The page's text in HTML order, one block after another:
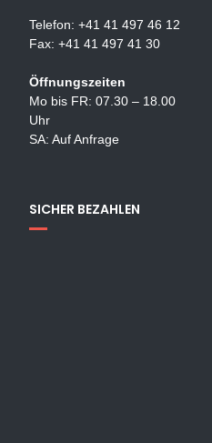
Telefon: +41 41 497 46 12
Fax: +41 41 497 41 30
Öffnungszeiten
Mo bis FR: 07.30 – 18.00
Uhr
SA: Auf Anfrage
SICHER BEZAHLEN